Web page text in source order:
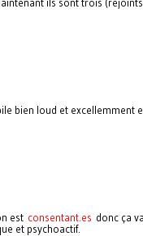
bien loud et excellemment
est consentant.es donc ça
et psychoactif.